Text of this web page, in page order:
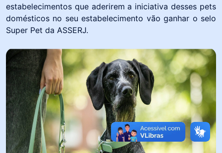
estabelecimentos que aderirem a iniciativa desses pets
domésticos no seu estabelecimento vão ganhar o selo
Super Pet da ASSERJ.